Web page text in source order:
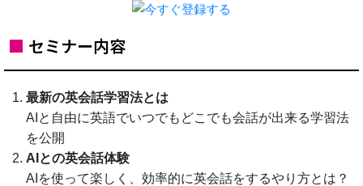
■ セミナー内容
最新の英会話学習法とは
AIと自由に英語でいつでもどこでも会話が出来る学習法
を公開
AIとの英会話体験
AIを使って楽しく、効率的に英会話をするやり方とは？